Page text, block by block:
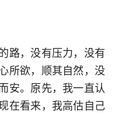
路，没有压力，没有
所欲，顺其自然，没
安。原先，我一直认
在看来，我高估自己